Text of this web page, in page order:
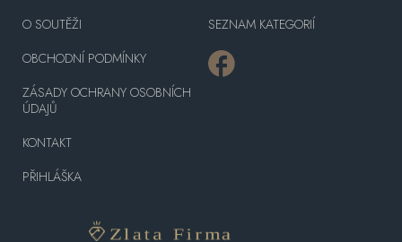
O SOUTĚŽI
OBCHODNÍ PODMÍNKY
ZÁSADY OCHRANY OSOBNÍCH
ÚDAJŮ
KONTAKT
PŘIHLÁŠKA
SEZNAM KATEGORIÍ